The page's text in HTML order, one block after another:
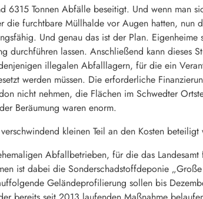
6315 Tonnen Abfälle beseitigt. Und wenn man
die furchtbare Müllhalde vor Augen hatten, nun
Und genau das ist der Plan.
durchführen lassen. Anschließend kann dieses
illegalen Abfalllagern, für die ein
werden müssen. Die erforderliche
nicht nehmen, die Flächen im Schwedter
Beräumung waren enorm.
kleinen Teil an den Kosten beteiligt
Abfallbetrieben, für die das
ist dabei die Sonderschadstoffdeponie
Geländeprofilierung sollen bis